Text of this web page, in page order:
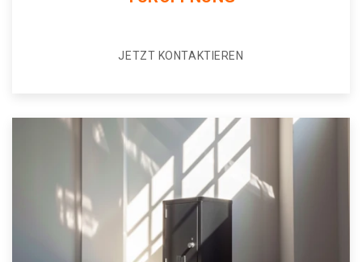
JETZT KONTAKTIEREN